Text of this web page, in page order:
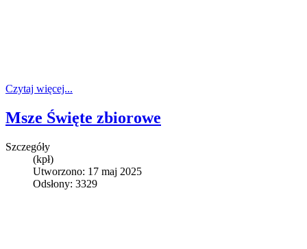
Czytaj więcej...
Msze Święte zbiorowe
Szczegóły
(kpł)
Utworzono: 17 maj 2025
Odsłony: 3329